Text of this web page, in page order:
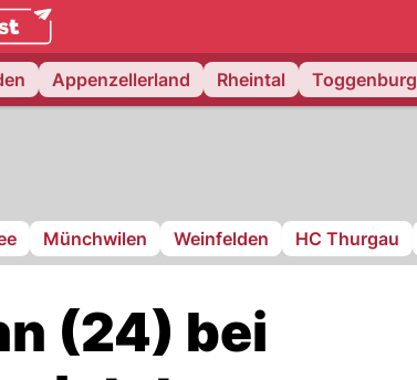
Appenzellerland Rheintal Toggenburg
Münchwilen Weinfelden HC Thurgau
(24) bei